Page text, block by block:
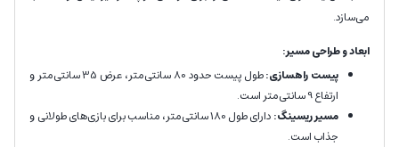
می‌سازد.
ابعاد و طراحی مسیر:
پیست راهسازی:
طول پیست حدود 80 سانتی‌متر، عرض 35 سانتی‌متر و
ارتفاع 9 سانتی‌متر است.
مسیر ریسینگ:
دارای طول 180 سانتی‌متر، مناسب برای بازی‌های طولانی و
جذاب است.